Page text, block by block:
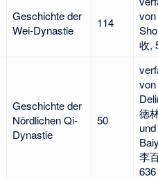
Geschichte der
Wei-Dynastie
114
收,
Geschichte der
Nördlichen Qi-
Dynastie
50
徳
李
636